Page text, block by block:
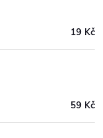
19 Kč
59 Kč